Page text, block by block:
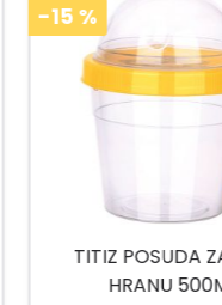
-15 %
TITIZ SET ZA
9425